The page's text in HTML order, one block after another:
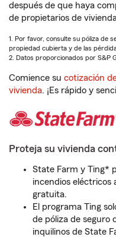
después de que haya
de propietarios de
1. Por favor, consulte su póliza de
propiedad cubierta y de las
2. Datos proporcionados por S&P
Comience su cotización
vivienda. ¡Es rápido y
Proteja su vivienda
State Farm y Ting*
incendios eléctricos
gratuita.
El programa Ting
de póliza de seguro
inquilinos de State